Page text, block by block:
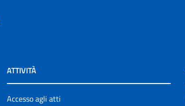
ATTIVITÀ
Accesso agli atti